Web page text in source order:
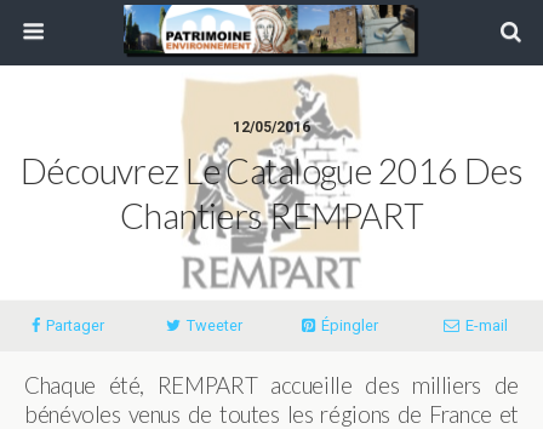
12/05/2016
Découvrez Le Catalogue 2016 Des
Chantiers REMPART
Partager Tweeter Épingler E-mail
Chaque été, REMPART accueille des milliers de
bénévoles venus de toutes les régions de France et